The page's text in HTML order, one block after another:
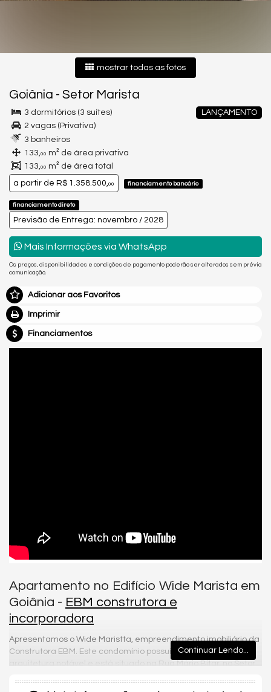
mostrar todas as fotos
Goiânia - Setor Marista
LANÇAMENTO
3 dormitórios (3 suítes)
2 vagas (Privativa)
3 banheiros
133,00 m² de área privativa
133,00 m² de área total
a partir de R$ 1.358.500,00 financiamento bancário
financiamento direto
Previsão de Entrega: novembro / 2028
Mais Informações via WhatsApp
Os preços, disponibilidades e condições de pagamento poderão ser alterados sem prévia
comunicação.
Adicionar aos Favoritos
Imprimir
Financiamentos
Apartamento no Edifício Wide Marista em
Goiânia - EBM construtora e
incorporadora
Apresentamos o Wide Maristta, empreendimento imobiliário da
Construtora EBM. Este condomínio possui uma excelente
arquitetura notável e está situado na Rua Mário Bitar, no Setor
Continuar Lendo...